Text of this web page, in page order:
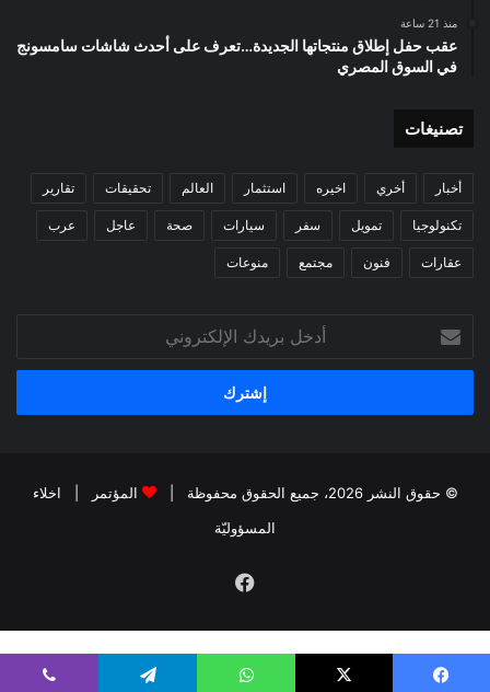
منذ 21 ساعة
عقب حفل إطلاق منتجاتها الجديدة…تعرف على أحدث شاشات سامسونج
في السوق المصري
تصنيغات
أخبار أخري اخيره استثمار العالم تحقيقات تقارير
تكنولوجيا تمويل سفر سيارات صحة عاجل عرب
عقارات فنون مجتمع منوعات
بريدك
الإلكتروني
© حقوق النشر 2026، جميع الحقوق محفوظة | المؤتمر
اخلاء
المسؤوليّة
فيسبوك
kiralık bahis siteleri